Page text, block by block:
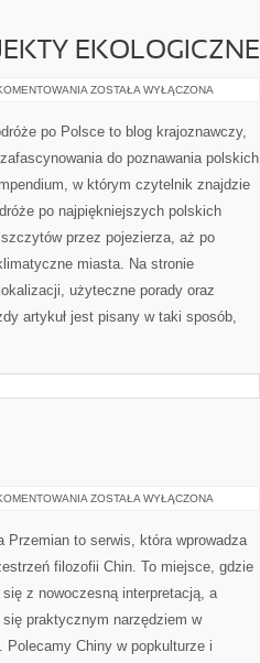
EKOLOGICZNE
ZIELONE
PROJEKTY
EKOLOGICZNE
ZOSTAŁA WYŁĄCZONA
po Polsce to blog krajoznawczy,
do poznawania polskich
w którym czytelnik znajdzie
po najpiękniejszych polskich
przez pojezierza, aż po
miasta. Na stronie
użyteczne porady oraz
artykuł jest pisany w taki sposób,
CHIŃSKIE
ZOSTAŁA WYŁĄCZONA
Przemian to serwis, która wprowadza
filozofii Chin. To miejsce, gdzie
się z nowoczesną interpretacją, a
praktycznym narzędziem w
Polecamy Chiny w popkulturze i